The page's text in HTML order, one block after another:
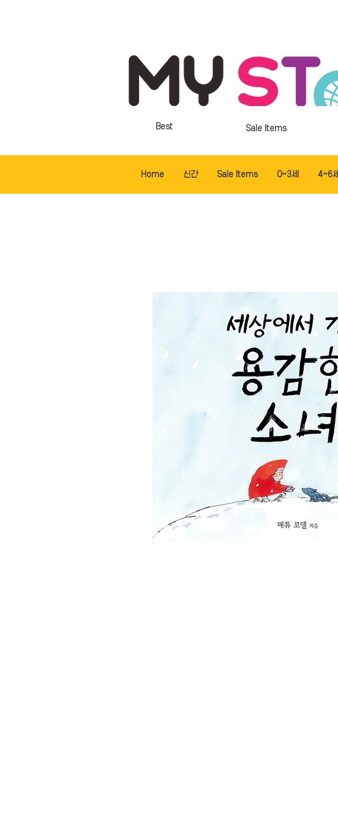
Sale Items
Best
Home 신간 Sale Items 0~3세 4~6세